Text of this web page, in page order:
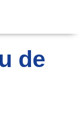
de